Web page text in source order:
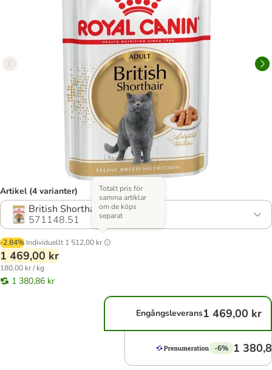
Artikel (4 varianter)
British Shorthair
571148.51
-2.84% Individuellt 1 512,00 kr
Totalt pris för
samma artiklar
om de köps
separat
1 469,00 kr
180,00 kr / kg
1 380,86 kr
Engångsleverans1 469,00 kr
-6% 1